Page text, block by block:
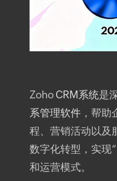
Zoho CRM系统是
系管理软件 ，帮
程、营销活动以及
数字化转型，实现
和运营模式。